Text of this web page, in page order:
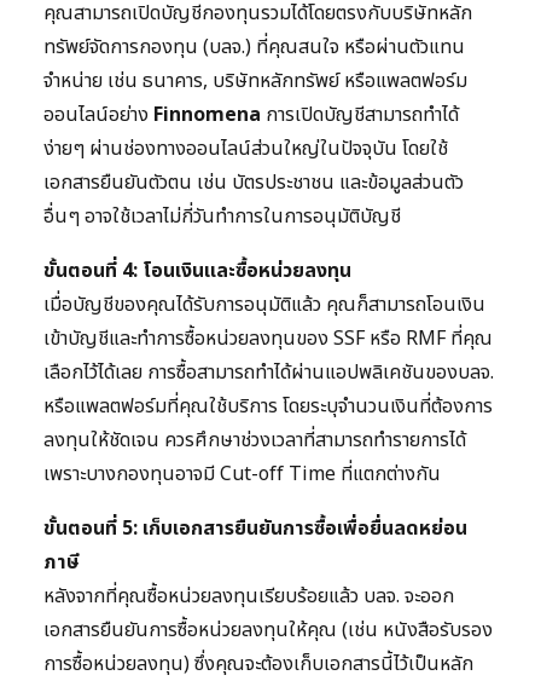
คุณสามารถเปิดบัญชีกองทุนรวมได้โดยตรงกับบริษัทหลัก
ทรัพย์จัดการกองทุน (บลจ.) ที่คุณสนใจ หรือผ่านตัวแทน
จำหน่าย เช่น ธนาคาร, บริษัทหลักทรัพย์ หรือแพลตฟอร์ม
ออนไลน์อย่าง Finnomena การเปิดบัญชีสามารถทำได้
ง่ายๆ ผ่านช่องทางออนไลน์ส่วนใหญ่ในปัจจุบัน โดยใช้
เอกสารยืนยันตัวตน เช่น บัตรประชาชน และข้อมูลส่วนตัว
อื่นๆ อาจใช้เวลาไม่กี่วันทำการในการอนุมัติบัญชี
ขั้นตอนที่ 4: โอนเงินและซื้อหน่วยลงทุน
เมื่อบัญชีของคุณได้รับการอนุมัติแล้ว คุณก็สามารถโอนเงิน
เข้าบัญชีและทำการซื้อหน่วยลงทุนของ SSF หรือ RMF ที่คุณ
เลือกไว้ได้เลย การซื้อสามารถทำได้ผ่านแอปพลิเคชันของบลจ.
หรือแพลตฟอร์มที่คุณใช้บริการ โดยระบุจำนวนเงินที่ต้องการ
ลงทุนให้ชัดเจน ควรศึกษาช่วงเวลาที่สามารถทำรายการได้
เพราะบางกองทุนอาจมี Cut-off Time ที่แตกต่างกัน
ขั้นตอนที่ 5: เก็บเอกสารยืนยันการซื้อเพื่อยื่นลดหย่อน
ภาษี
หลังจากที่คุณซื้อหน่วยลงทุนเรียบร้อยแล้ว บลจ. จะออก
เอกสารยืนยันการซื้อหน่วยลงทุนให้คุณ (เช่น หนังสือรับรอง
การซื้อหน่วยลงทุน) ซึ่งคุณจะต้องเก็บเอกสารนี้ไว้เป็นหลัก